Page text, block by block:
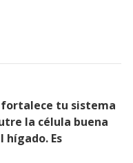
tu sistema
la célula buena
Es